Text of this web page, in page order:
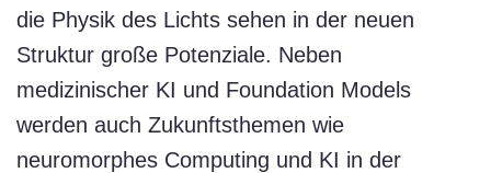
die Physik des Lichts sehen in der neuen
Struktur große Potenziale. Neben
medizinischer KI und Foundation Models
werden auch Zukunftsthemen wie
neuromorphes Computing und KI in der